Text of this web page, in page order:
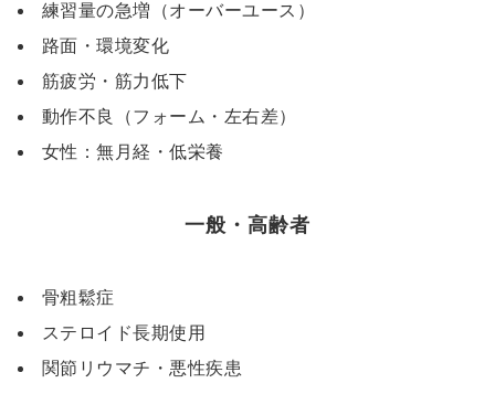
練習量の急増（オーバーユース）
路面・環境変化
筋疲労・筋力低下
動作不良（フォーム・左右差）
女性：無月経・低栄養
一般・高齢者
骨粗鬆症
ステロイド長期使用
関節リウマチ・悪性疾患